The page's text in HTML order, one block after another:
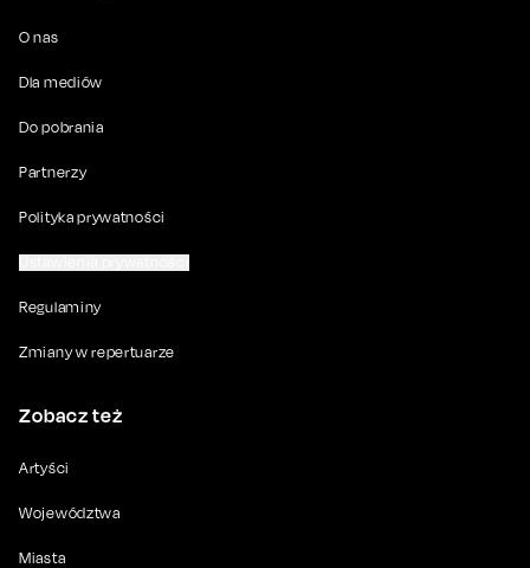
O nas
Dla mediów
Do pobrania
Partnerzy
Polityka prywatności
Regulaminy
Zmiany w repertuarze
Zobacz też
Artyści
Województwa
Miasta